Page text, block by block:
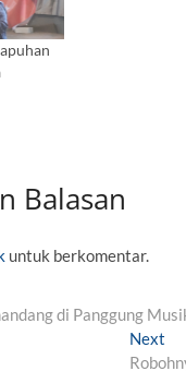
Balasan
untuk berkomentar.
di Panggung
Next
e